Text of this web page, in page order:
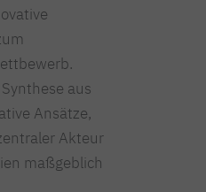
aus
Ansätze,
Akteur
maßgeblich